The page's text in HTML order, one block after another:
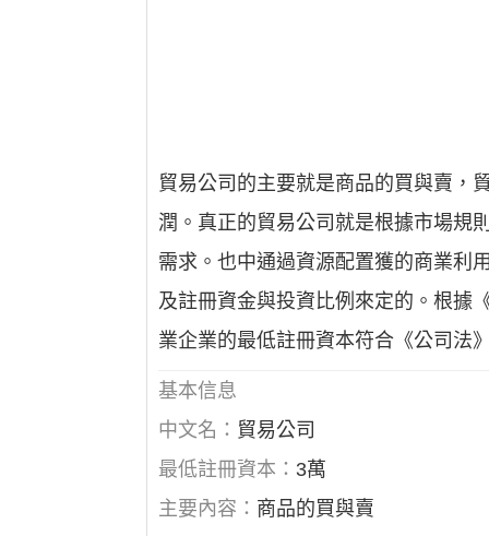
貿易公司的主要就是商品的買與賣，
潤。真正的貿易公司就是根據市場規
需求。也中通過資源配置獲的商業利
及註冊資金與投資比例來定的。根據
業企業的最低註冊資本符合《公司法
基本信息
中文名： 貿易公司
最低註冊資本： 3萬
主要內容： 商品的買與賣